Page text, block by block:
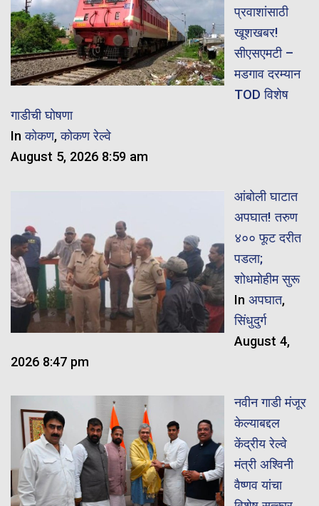
प्रवाशांसाठी
खूशखबर!
सीएसएमटी –
मडगाव दरम्यान
TOD विशेष
गाडीची घोषणा
Inकोकण,कोकण रेल्वे
August 5, 2026 8:59 am
आंबोली घाटात
अपघात! तरुण
४०० फूट दरीत
पडला;
शोधमोहीम सुरू
In अपघात,
सिंधुदुर्ग
August 4,
2026 8:47 pm
नवीन गाडी मंजूर
केल्याबद्दल
केंद्रीय रेल्वे
मंत्री अश्विनी
वैष्णव यांचा